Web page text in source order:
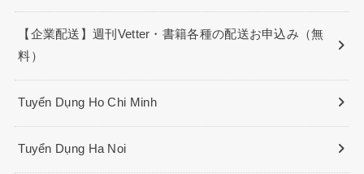
【企業配送】週刊Vetter・書籍各種の配送お申込み（無
料）
Tuyển Dụng Ho Chi Minh
Tuyển Dụng Ha Noi